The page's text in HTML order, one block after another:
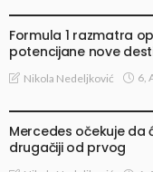
Formula 1 razmatra
potencijane nove
Nikola Nedeljković 6,
Mercedes očekuje
drugačiji od prvog